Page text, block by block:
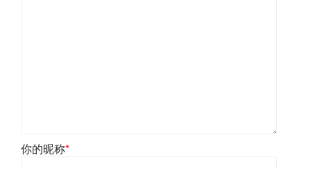
你的昵称*